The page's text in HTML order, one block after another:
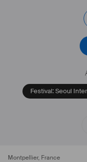
Festival: Seoul
Montpellier, France